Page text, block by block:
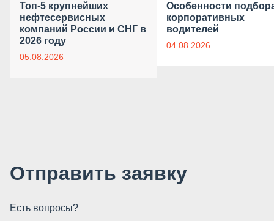
Топ-5 крупнейших
нефтесервисных
компаний России и СНГ в
2026 году
05.08.2026
Особенности
корпоративных
водителей
04.08.2026
Отправить заявку
Есть вопросы?